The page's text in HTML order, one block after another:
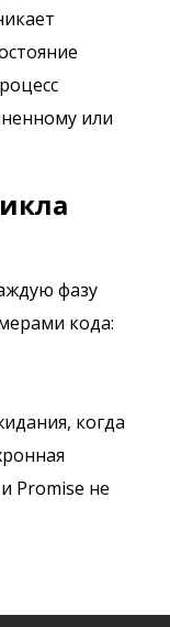
или
фазу
кода:
когда
Promise не